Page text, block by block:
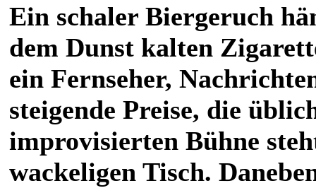
Ein schaler Biergeruch
dem Dunst kalten
ein Fernseher,
steigende Preise, die
improvisierten Bühne
wackeligen Tisch.